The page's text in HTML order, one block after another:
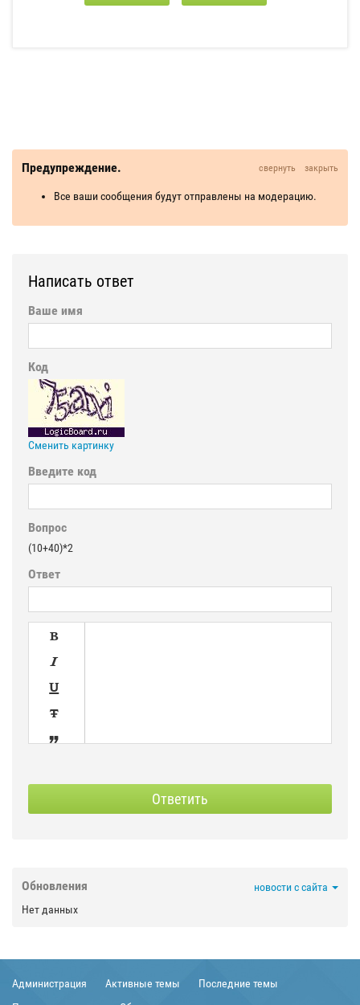
Предупреждение. свернуть закрыть
Все ваши сообщения будут отправлены на модерацию.
Написать ответ
Ваше имя
Код
Сменить картинку
Введите код
Вопрос
(10+40)*2
Ответ









Ответить
Обновления
новости с сайта
Нет данных
Администрация Активные темы
Последние темы